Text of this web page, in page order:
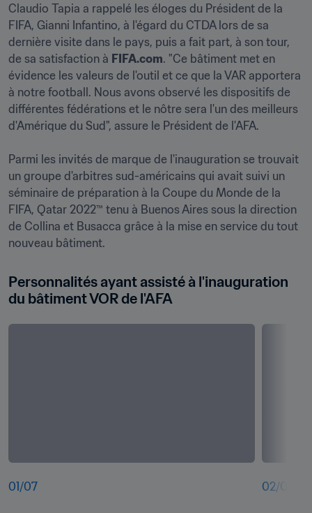
Claudio Tapia a rappelé les éloges du Président de la
FIFA, Gianni Infantino, à l'égard du CTDA lors de sa
dernière visite dans le pays, puis a fait part, à son tour,
de sa satisfaction à FIFA.com. "Ce bâtiment met en
évidence les valeurs de l'outil et ce que la VAR apportera
à notre football. Nous avons observé les dispositifs de
différentes fédérations et le nôtre sera l'un des meilleurs
d'Amérique du Sud", assure le Président de l'AFA.
Parmi les invités de marque de l'inauguration se trouvait
un groupe d'arbitres sud-américains qui avait suivi un
séminaire de préparation à la Coupe du Monde de la
FIFA, Qatar 2022™ tenu à Buenos Aires sous la direction
de Collina et Busacca grâce à la mise en service du tout
nouveau bâtiment.
Personnalités ayant assisté à l'inauguration
du bâtiment VOR de l'AFA
01 /07 02/07